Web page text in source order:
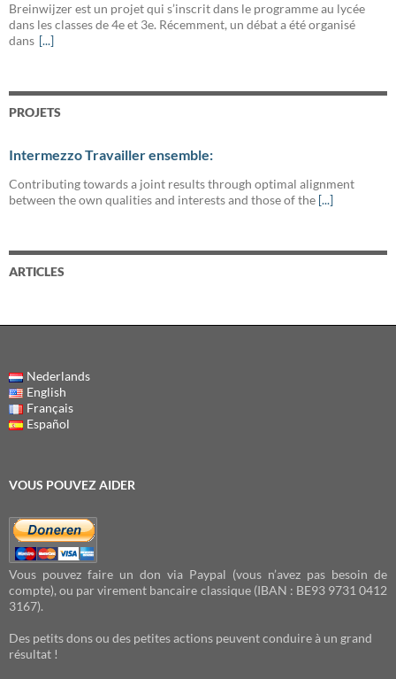
Breinwijzer est un projet qui s’inscrit dans le programme au lycée
dans les classes de 4e et 3e. Récemment, un débat a été organisé
dans [...]
PROJETS
Intermezzo Travailler ensemble:
Contributing towards a joint results through optimal alignment
between the own qualities and interests and those of the [...]
ARTICLES
Nederlands
English
Français
Español
VOUS POUVEZ AIDER
Vous pouvez faire un don via Paypal (vous n’avez pas besoin de
compte), ou par virement bancaire classique (IBAN : BE93 9731 0412
3167).
Des petits dons ou des petites actions peuvent conduire à un grand
résultat !